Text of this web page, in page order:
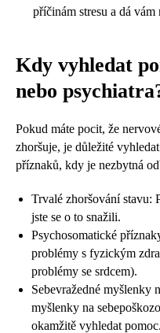
příčinám stresu a dá
Kdy vyhledat
nebo
Pokud máte pocit, že
zhoršuje, je důležité
příznaků, kdy je nezbytná
Trvalé zhoršování stavu:
jste se o to snažili.
Psychosomatické
problémy s fyzickým
problémy se srdcem).
Sebevražedné myšlenky
myšlenky na
okamžitě vyhledat pomoc.